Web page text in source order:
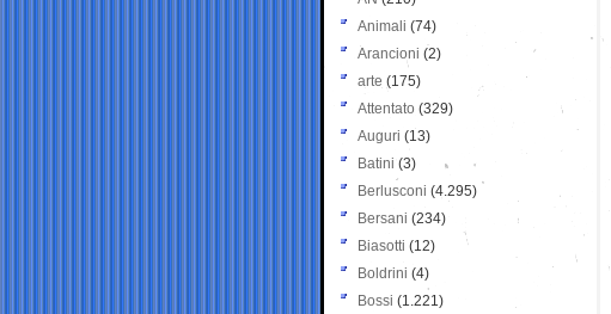
Animali (74)
Arancioni (2)
arte (175)
Attentato (329)
Auguri (13)
Batini (3)
Berlusconi (4.295)
Bersani (234)
Biasotti (12)
Boldrini (4)
Bossi (1.221)